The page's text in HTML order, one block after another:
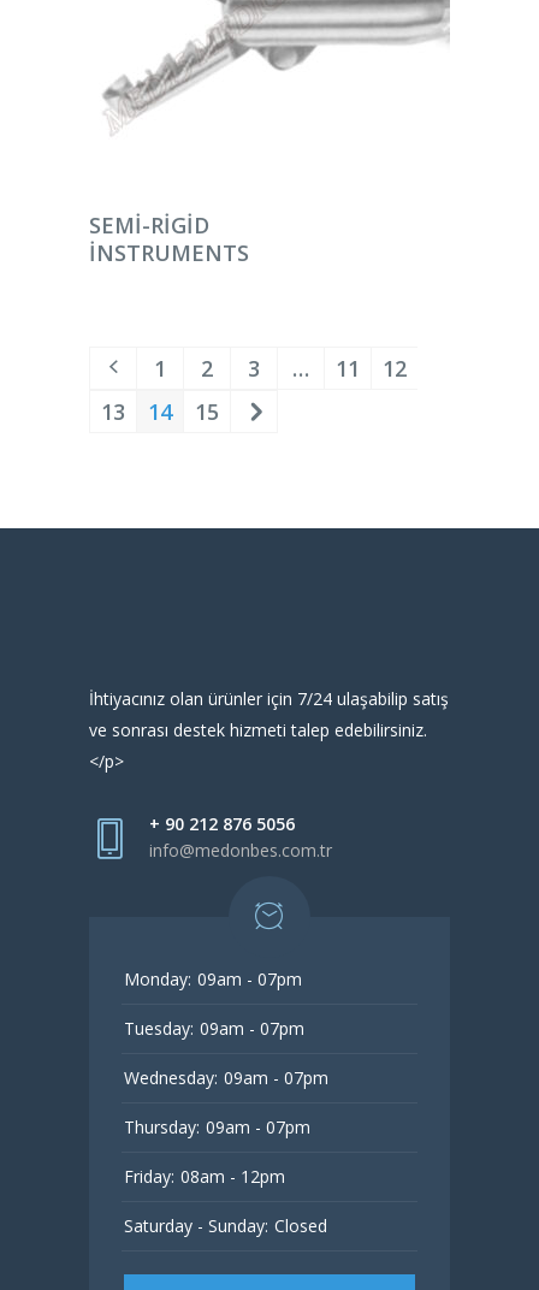
DEVAMINI OKU
SEMI-RIGID
INSTRUMENTS
1 2 3 … 11
12
13
14 15
İhtiyacınız olan ürünler için 7/24 ulaşabilip satış
ve sonrası destek hizmeti talep edebilirsiniz.
</p>
+ 90 212 876 5056
info@medonbes.com.tr
Monday: 09am - 07pm
Tuesday: 09am - 07pm
Wednesday: 09am - 07pm
Thursday: 09am - 07pm
Friday: 08am - 12pm
Saturday - Sunday: Closed